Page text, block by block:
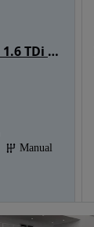
VW Golf Variant 1.6 TDi BlueMotion Trendline
Manual